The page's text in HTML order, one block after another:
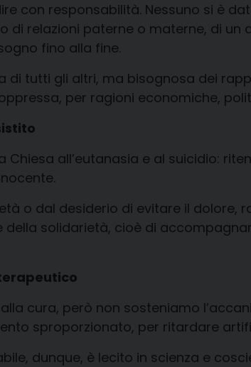
con responsabilità. Nessuno si è
di relazioni paterne o materne, di
fino alla fine.
di tutti gli altri, ma bisognosa dei
per ragioni economiche,
Chiesa all’eutanasia e al suicidio:
o dal desiderio di evitare il dolore,
della solidarietà, cioè di
cura, però non sosteniamo
sproporzionato, per ritardare
dunque, è lecito in scienza e